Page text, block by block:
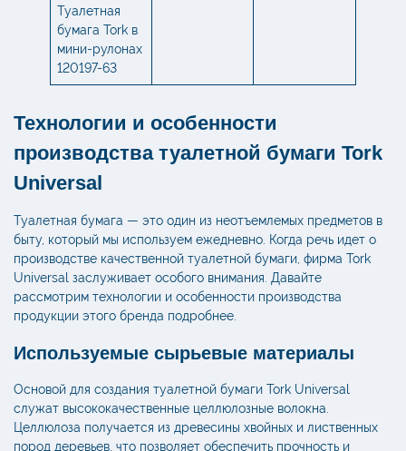
Туалетная
бумага Tork в
мини-рулонах
120197-63
Технологии и особенности
производства туалетной бумаги Tork
Universal
Туалетная бумага — это один из неотъемлемых предметов в
быту, который мы используем ежедневно. Когда речь идет о
производстве качественной туалетной бумаги, фирма Tork
Universal заслуживает особого внимания. Давайте
рассмотрим технологии и особенности производства
продукции этого бренда подробнее.
Используемые сырьевые материалы
Основой для создания туалетной бумаги Tork Universal
служат высококачественные целлюлозные волокна.
Целлюлоза получается из древесины хвойных и лиственных
пород деревьев, что позволяет обеспечить прочность и